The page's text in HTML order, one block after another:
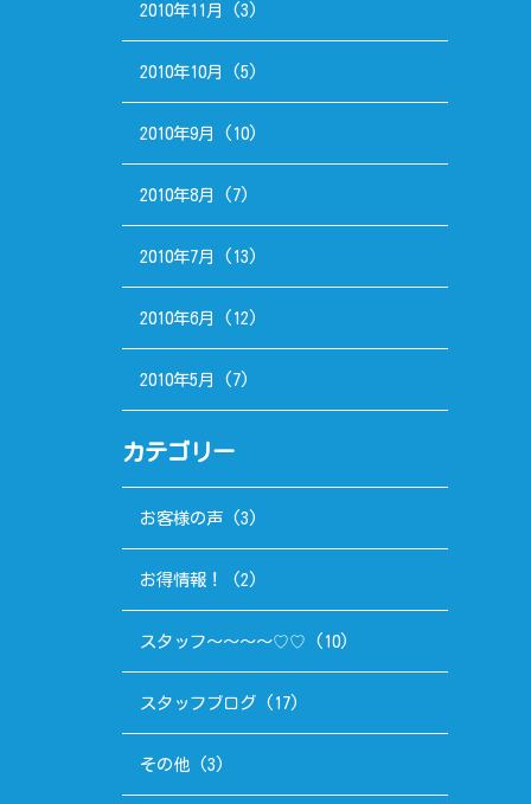
2010年11月 (3)
2010年10月 (5)
2010年9月 (10)
2010年8月 (7)
2010年7月 (13)
2010年6月 (12)
2010年5月 (7)
カテゴリー
お客様の声(3)
お得情報！ (2)
スタッフ～～～～♡♡ (10)
スタッフブログ(17)
その他(3)